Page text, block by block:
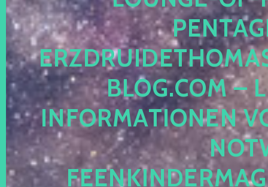
LOG.COM –
NFORMATIONEN